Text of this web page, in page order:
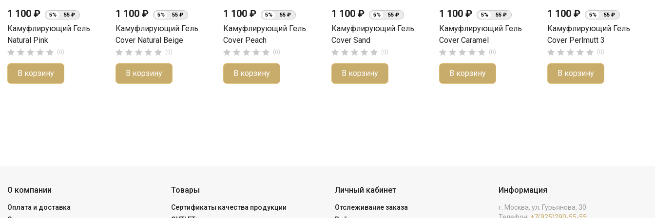
1 100 ₽ 5% 55 ₽
Камуфлирующий Гель
Natural Pink
     (0)
В корзину
1 100 ₽ 5% 55 ₽
Камуфлирующий Гель
Cover Natural Beige
     (0)
В корзину
1 100 ₽ 5% 55 ₽
Камуфлирующий Гель
Cover Peach
     (0)
В корзину
1 100 ₽ 5% 55 ₽
Камуфлирующий Гель
Cover Sand
     (0)
В корзину
1 100 ₽ 5% 55 ₽
Камуфлирующий Гель
Cover Caramel
     (0)
В корзину
1 100 ₽ 5% 55 ₽
Камуфлирующий Гель
Cover Perlmutt 3
     (0)
В корзину
О компании
Оплата и доставка
Товары
Сертификаты качества продукции
Личный кабинет
Отслеживание заказа
Информация
г. Москва, ул. Гурьянова, 30